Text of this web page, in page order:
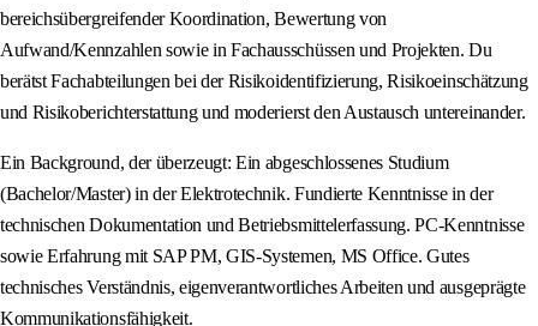
bereichsübergreifender Koordination, Bewertung von
Aufwand/Kennzahlen sowie in Fachausschüssen und Projekten. Du
berätst Fachabteilungen bei der Risikoidentifizierung, Risikoeinschätzung
und Risikoberichterstattung und moderierst den Austausch untereinander.
Ein Background, der überzeugt: Ein abgeschlossenes Studium
(Bachelor/Master) in der Elektrotechnik. Fundierte Kenntnisse in der
technischen Dokumentation und Betriebsmittelerfassung. PC-Kenntnisse
sowie Erfahrung mit SAP PM, GIS-Systemen, MS Office. Gutes
technisches Verständnis, eigenverantwortliches Arbeiten und ausgeprägte
Kommunikationsfähigkeit.